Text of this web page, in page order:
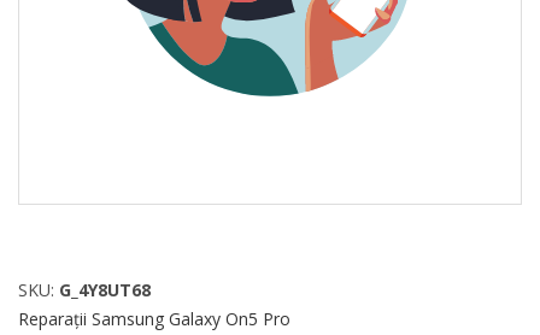
SKU: G_4Y8UT68
Reparații Samsung Galaxy On5 Pro